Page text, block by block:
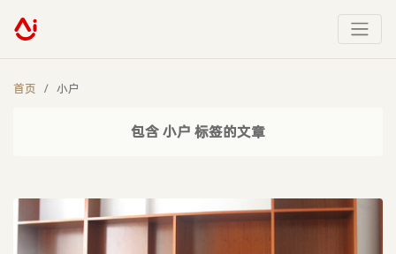
首页 小户
包含 小户 标签的文章